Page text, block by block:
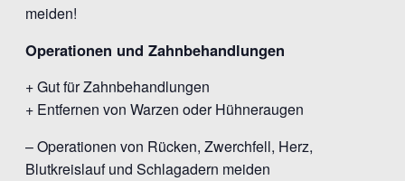
meiden!
Operationen und Zahnbehandlungen
+ Gut für Zahnbehandlungen
+ Entfernen von Warzen oder Hühneraugen
– Operationen von Rücken, Zwerchfell, Herz,
Blutkreislauf und Schlagadern meiden